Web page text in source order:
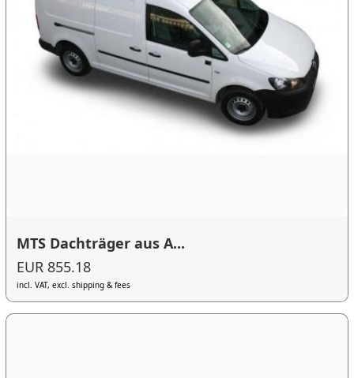
MTS Dachträger aus A...
EUR 855.18
incl. VAT, excl. shipping & fees